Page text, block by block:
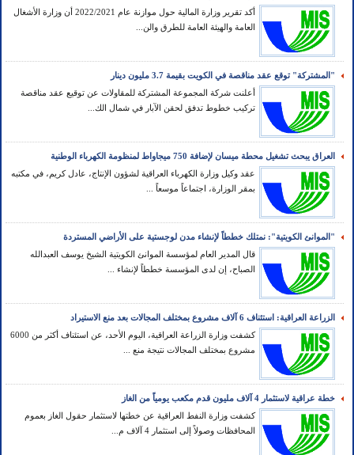
أكد تقرير وزارة المالية حول موازنة عام 2022/2021 أن وزارة الأشغال
العامة والهيئة العامة للطرق والن...
"المشتركة" توقع عقد مناقصة في الكويت بقيمة 3.7 مليون دينار
أعلنت شركة المجموعة المشتركة للمقاولات عن توقيع عقد مناقصة
تركيب خطوط تدفق لحقن الآبار في شمال الك...
العراق يبحث تشغيل محطة ميسان لإضافة 750 ميجاواط لمنظومة الكهرباء الوطنية
عقد وكيل وزارة الكهرباء العراقية لشؤون الإنتاج، عادل كريم، في مكتبه
بمقر الوزارة، اجتماعاً موسعاً ...
"الموانئ الكويتية": نمتلك خططاً لإنشاء مدن لوجستية على الأراضي المستردة
قال المدير العام لمؤسسة الموانئ الكويتية الشيخ يوسف العبدالله
الصباح، إن لدى المؤسسة خططاً لإنشاء ...
الزراعة العراقية: استئناف 6 آلاف مشروع بمختلف المجالات بعد منع الاستيراد
كشفت وزارة الزراعة العراقية، اليوم الأحد، عن استئناف أكثر من 6000
مشروع بمختلف المجالات نتيجة منع ...
خطة عراقية لاستثمار 4 آلاف مليون قدم مكعب يومياً من الغاز
كشفت وزارة النفط العراقية عن خطتها لاستثمار حقول الغاز بعموم
المحافظات وصولاً إلى استثمار 4 آلاف م...